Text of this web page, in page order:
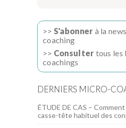
>> S'abonner à la
coaching
>> Consulter tous
coachings
DERNIERS MICRO-
ÉTUDE DE CAS –
casse-tête habituel des